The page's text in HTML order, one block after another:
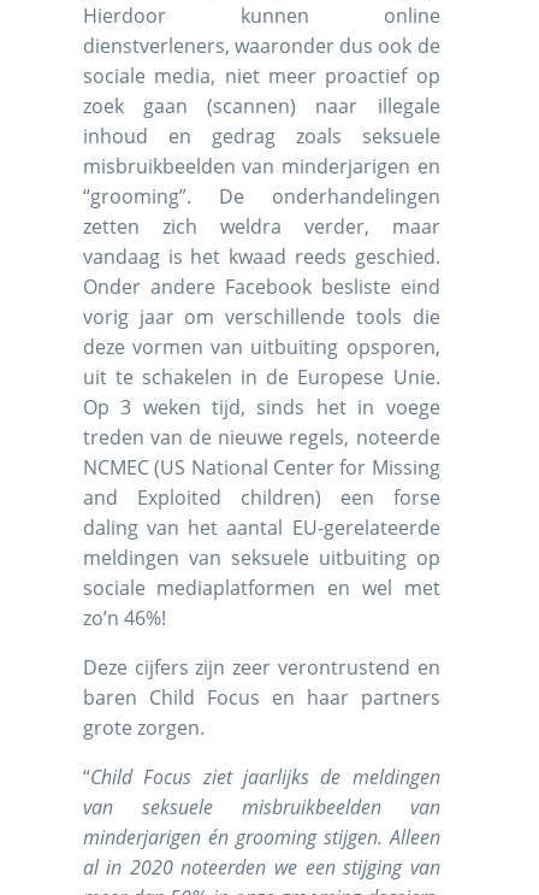
Hierdoor kunnen online
dienstverleners, waaronder dus ook de
sociale media, niet meer proactief op
zoek gaan (scannen) naar illegale
inhoud en gedrag zoals seksuele
misbruikbeelden van minderjarigen en
“grooming”. De onderhandelingen
zetten zich weldra verder, maar
vandaag is het kwaad reeds geschied.
Onder andere Facebook besliste eind
vorig jaar om verschillende tools die
deze vormen van uitbuiting opsporen,
uit te schakelen in de Europese Unie.
Op 3 weken tijd, sinds het in voege
treden van de nieuwe regels, noteerde
NCMEC (US National Center for Missing
and Exploited children) een forse
daling van het aantal EU-gerelateerde
meldingen van seksuele uitbuiting op
sociale mediaplatformen en wel met
zo’n 46%!
Deze cijfers zijn zeer verontrustend en
baren Child Focus en haar partners
grote zorgen.
“Child Focus ziet jaarlijks de meldingen
van seksuele misbruikbeelden van
minderjarigen én grooming stijgen. Alleen
al in 2020 noteerden we een stijging van